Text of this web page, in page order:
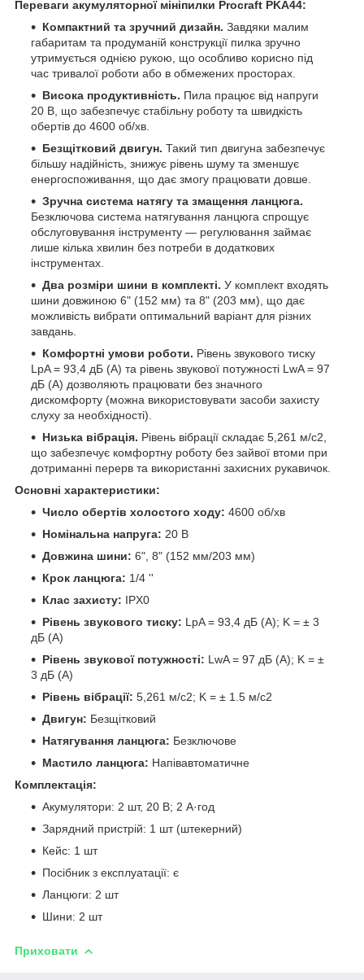
Переваги акумуляторної мініпилки Procraft PKA44:
Компактний та зручний дизайн. Завдяки малим
габаритам та продуманій конструкції пилка зручно
утримується однією рукою, що особливо корисно під
час тривалої роботи або в обмежених просторах.
Висока продуктивність. Пила працює від напруги
20 В, що забезпечує стабільну роботу та швидкість
обертів до 4600 об/хв.
Безщітковий двигун. Такий тип двигуна забезпечує
більшу надійність, знижує рівень шуму та зменшує
енергоспоживання, що дає змогу працювати довше.
Зручна система натягу та змащення ланцюга.
Безключова система натягування ланцюга спрощує
обслуговування інструменту — регулювання займає
лише кілька хвилин без потреби в додаткових
інструментах.
Два розміри шини в комплекті. У комплект входять
шини довжиною 6" (152 мм) та 8" (203 мм), що дає
можливість вибрати оптимальний варіант для різних
завдань.
Комфортні умови роботи. Рівень звукового тиску
LpA = 93,4 дБ (A) та рівень звукової потужності LwA = 97
дБ (A) дозволяють працювати без значного
дискомфорту (можна використовувати засоби захисту
слуху за необхідності).
Низька вібрація. Рівень вібрації складає 5,261 м/с2,
що забезпечує комфортну роботу без зайвої втоми при
дотриманні перерв та використанні захисних рукавичок.
Основні характеристики:
Число обертів холостого ходу: 4600 об/хв
Номінальна напруга: 20 В
Довжина шини: 6", 8" (152 мм/203 мм)
Крок ланцюга: 1/4 ''
Клас захисту: IPX0
Рівень звукового тиску: LpA = 93,4 дБ (А); K = ± 3
дБ (А)
Рівень звукової потужності: LwA = 97 дБ (А); K = ±
3 дБ (А)
Рівень вібрації: 5,261 м/с2; K = ± 1.5 м/с2
Двигун: Безщітковий
Натягування ланцюга: Безключове
Мастило ланцюга: Напівавтоматичне
Комплектація:
Акумулятори: 2 шт, 20 В; 2 А·год
Зарядний пристрій: 1 шт (штекерний)
Кейс: 1 шт
Посібник з експлуатації: є
Ланцюги: 2 шт
Шини: 2 шт
Приховати